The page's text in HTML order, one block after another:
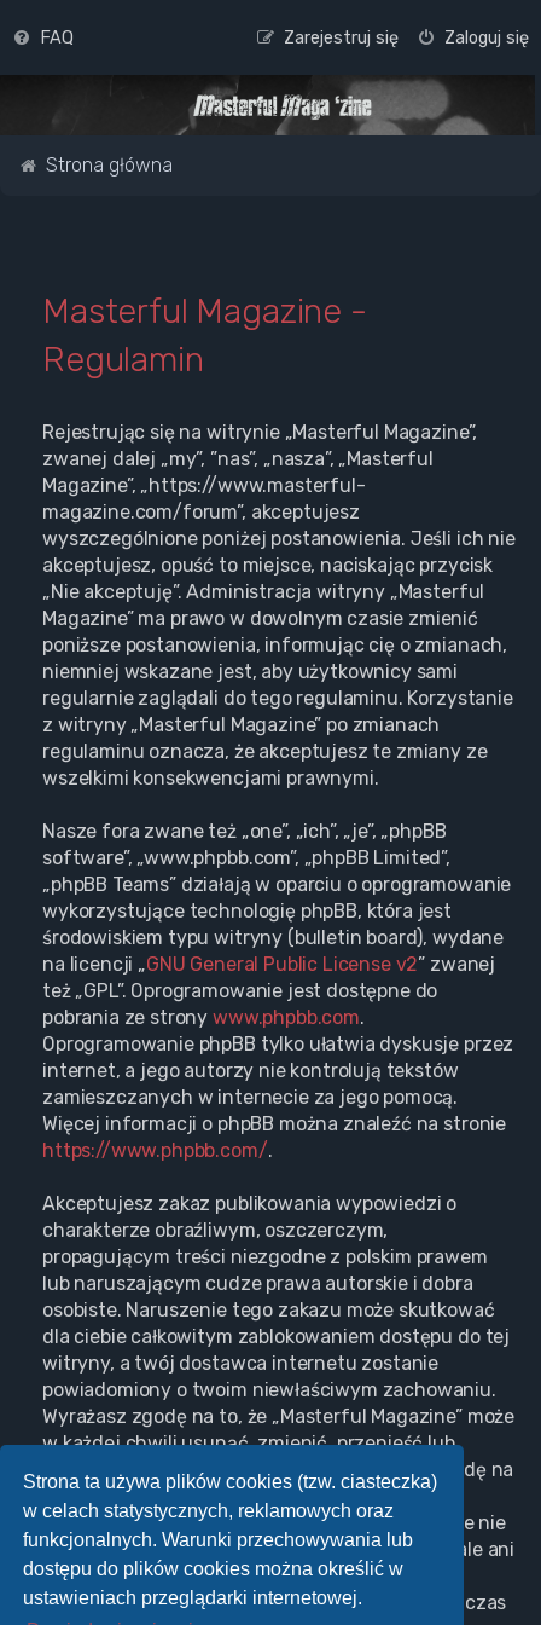
Strona ta używa plików cookies (tzw. ciasteczka)
w celach statystycznych, reklamowych oraz
funkcjonalnych. Warunki przechowywania lub
dostępu do plików cookies można określić w
ustawieniach przeglądarki internetowej.
FAQ Zaloguj się
Zarejestruj się
Strona główna
Masterful Magazine -
Regulamin
Rejestrując się na witrynie „Masterful Magazine”,
zwanej dalej „my”, ”nas”, „nasza”, „Masterful
Magazine”, „https://www.masterful-
magazine.com/forum”, akceptujesz
wyszczególnione poniżej postanowienia. Jeśli ich nie
akceptujesz, opuść to miejsce, naciskając przycisk
„Nie akceptuję”. Administracja witryny „Masterful
Magazine” ma prawo w dowolnym czasie zmienić
poniższe postanowienia, informując cię o zmianach,
niemniej wskazane jest, aby użytkownicy sami
regularnie zaglądali do tego regulaminu. Korzystanie
z witryny „Masterful Magazine” po zmianach
regulaminu oznacza, że akceptujesz te zmiany ze
wszelkimi konsekwencjami prawnymi.
Nasze fora zwane też „one”, „ich”, „je”, „phpBB
software”, „www.phpbb.com”, „phpBB Limited”,
„phpBB Teams” działają w oparciu o oprogramowanie
wykorzystujące technologię phpBB, która jest
środowiskiem typu witryny (bulletin board), wydane
na licencji „GNU General Public License v2” zwanej
też „GPL”. Oprogramowanie jest dostępne do
pobrania ze strony www.phpbb.com.
Oprogramowanie phpBB tylko ułatwia dyskusje przez
internet, a jego autorzy nie kontrolują tekstów
zamieszczanych w internecie za jego pomocą.
Więcej informacji o phpBB można znaleźć na stronie
https://www.phpbb.com/.
Akceptujesz zakaz publikowania wypowiedzi o
charakterze obraźliwym, oszczerczym,
propagującym treści niezgodne z polskim prawem
lub naruszającym cudze prawa autorskie i dobra
osobiste. Naruszenie tego zakazu może skutkować
dla ciebie całkowitym zablokowaniem dostępu do tej
witryny, a twój dostawca internetu zostanie
powiadomiony o twoim niewłaściwym zachowaniu.
Wyrażasz zgodę na to, że „Masterful Magazine” może
w każdej chwili usunąć, zmienić, przenieść lub
zamknąć każdy twój temat, post. Wyrażasz zgodę na
zapisywanie wszystkich podanych przez ciebie
informacji w naszej bazie danych. Informacje te nie
będą przekazywane nikomu bez twojej zgody, ale ani
„Masterful Magazine”, ani phpBB nie ponosi
odpowiedzialności za włamania do witryny, podczas